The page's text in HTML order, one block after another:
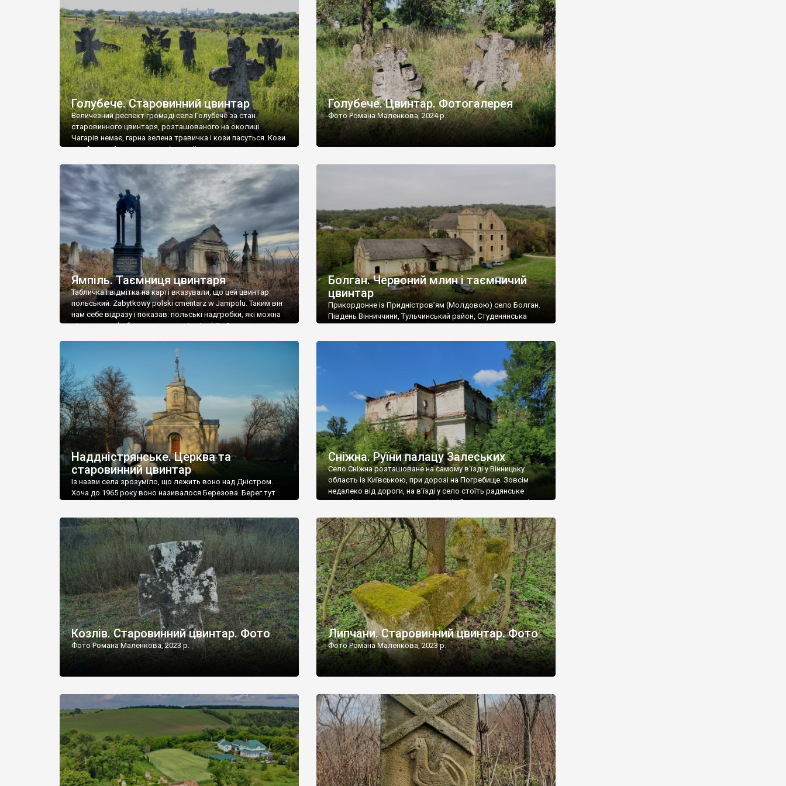
[…]
Голубече. Старовинний цвинтар
Величезний респект громаді села Голубече за стан
старовинного цвинтаря, розташованого на околиці.
Чагарів немає, гарна зелена травичка і кози пасуться. Кози
– найкращий регулятор шкідливої, для старих кладовищ,
бруньками, кози ті бруньки обгризають, бо то улюблений
делікатес. На цвинтарі у Голубечому ціла колекція
різноманітних форм хрестів. Село відносно невелике, […]
Голубече. Цвинтар. Фотогалерея
Фото Романа Маленкова, 2024 р.
Ямпіль. Таємниця цвинтаря
Табличка і відмітка на карті вказували, що цей цвинтар
польський. Zabytkowy polski cmentarz w Jampolu. Таким він
нам себе відразу і показав: польські надгробки, які можна
віднести до фабричних, польські епітафії… Загалом цвинтар
виявилося більше семи гектарів. Перше враження про
абсолютну звичайність польського цвинтаря виявилося
оманливим – […]
Болган. Червоний млин і таємничий
цвинтар
Прикордонне із Придністров’ям (Молдовою) село Болган.
Південь Вінниччини, Тульчинський район, Студенянська
старовинний цвинтар із кам’яними хрестами. Всі епітафії, які
збереглися, написані кирилицею, церковнослов’янською
мовою. За всіма традиційними ознаками – цвинтар
український. Хрести датуються 19 століттям. У 1924-1940
роках Болган […]
Наддністрянське. Церква та
старовинний цвинтар
Із назви села зрозуміло, що лежить воно над Дністром.
Хоча до 1965 року воно називалося Березова. Берег тут
Наддністрянське відрізняється від більшості навколишніх
сіл. У селі є мурована Михайлівська церква. Точної дати […]
Сніжна. Руїни палацу Залеських
Село Сніжна розташоване на самому в’їзді у Вінницьку
область із Київською, при дорозі на Погребище. Зовсім
недалеко від дороги, на в’їзді у село стоїть радянське
рельєфне пано, яке показує жінку і яблуню, а трохи далі,
дороги їх не видно, але видно дві стареньких колії у траві –
[…]
Козлів. Старовинний цвинтар. Фото
Фото Романа Маленкова, 2023 р.
Липчани. Старовинний цвинтар. Фото
Фото Романа Маленкова, 2023 р.